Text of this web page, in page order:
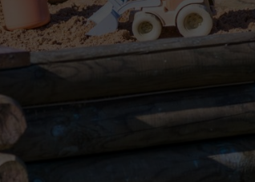
moments de répit pour vous. Un bac à
en sera décuplée.
dont vous serez fier. Grâce à notre guide étape